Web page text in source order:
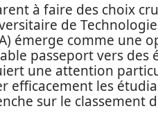
à faire des choix
de
émerge comme une
passeport vers des
une attention
efficacement les
sur le classement